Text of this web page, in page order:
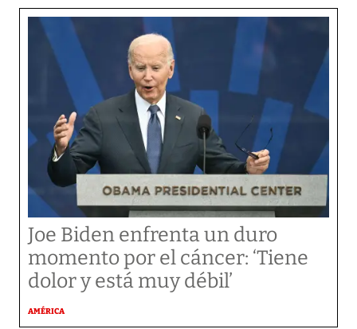
Joe Biden enfrenta un duro
momento por el cáncer: ‘Tiene
dolor y está muy débil’
AMÉRICA